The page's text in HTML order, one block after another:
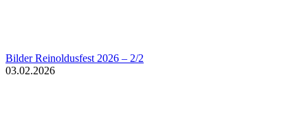
Bilder Reinoldusfest 2026 – 2/2
03.02.2026